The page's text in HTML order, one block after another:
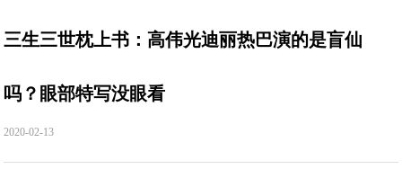
三生三世枕上书：高伟光迪丽热巴演的是盲仙
吗？眼部特写没眼看
2020-02-13